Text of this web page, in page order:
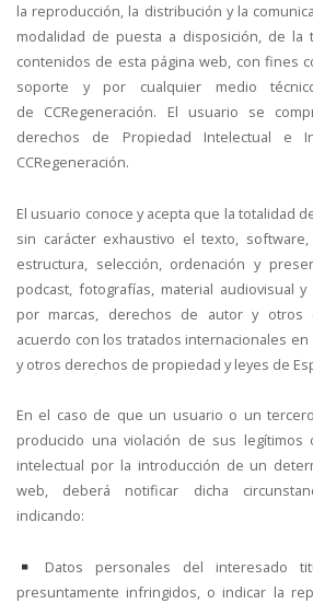
la reproducción, la distribución y la
modalidad de puesta a disposición, de
contenidos de esta página web, con fines
soporte y por cualquier medio
de CCRegeneración. El usuario se
derechos de Propiedad Intelectual e
CCRegeneración.
El usuario conoce y acepta que la totalidad
sin carácter exhaustivo el texto,
estructura, selección, ordenación y
podcast, fotografías, material audiovisual
por marcas, derechos de autor y otros
acuerdo con los tratados internacionales
y otros derechos de propiedad y leyes de
En el caso de que un usuario o un
producido una violación de sus legítimos
intelectual por la introducción de un
web, deberá notificar dicha
indicando:
Datos personales del interesado
presuntamente infringidos, o indicar la